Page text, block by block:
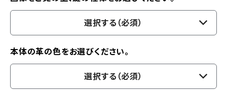
選択する（必須）
本体の革の色をお選びください。
選択する（必須）